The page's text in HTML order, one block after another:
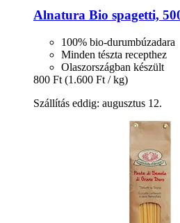
Alnatura Bio spagetti,
100% bio-durumbúzadara
Minden tészta recepthez
Olaszországban készült
800 Ft (1.600 Ft / kg)
Szállítás eddig: augusztus 12.